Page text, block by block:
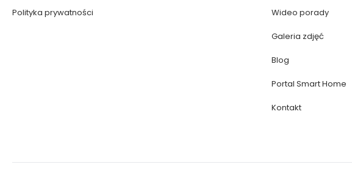
Polityka prywatności Wideo porady
Galeria zdjęć
Blog
Portal Smart Home
Kontakt